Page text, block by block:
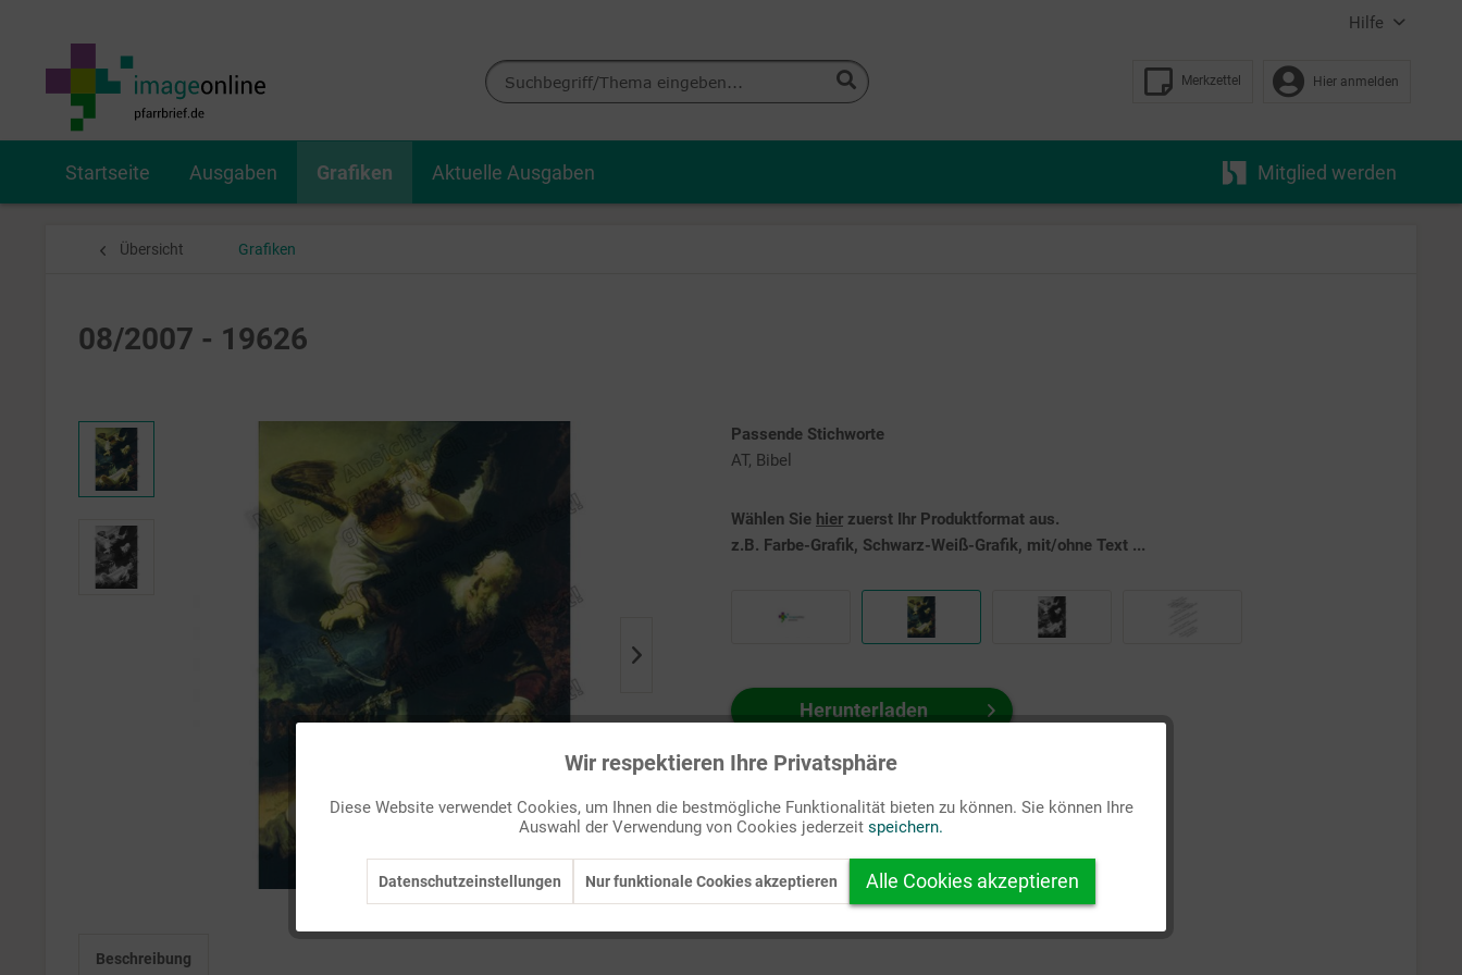
Hilfe
Merkzettel Hier anmelden
Startseite Ausgaben Grafiken Aktuelle Ausgaben Mitglied werden
Übersicht Grafiken
08/2007 - 19626
Passende Stichworte
AT, Bibel
Wählen Sie hier zuerst Ihr Produktformat aus.
z.B. Farbe-Grafik, Schwarz-Weiß-Grafik, mit/ohne Text ...
Herunterladen
Auf Ihren Merkzettel setzen
Beschreibung
Inaktiv
Wir respektieren Ihre Privatsphäre
Diese Website verwendet Cookies, um Ihnen die bestmögliche Funktionalität bieten zu können. Sie können Ihre
Auswahl der Verwendung von Cookies jederzeit speichern.
Datenschutzeinstellungen Nur funktionale Cookies akzeptieren Alle Cookies akzeptieren